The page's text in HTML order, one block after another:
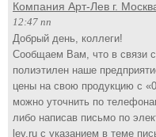
Компания Арт-Лев г.
12:47 пп
Добрый день, коллеги!
Сообщаем Вам, что в связи
полиэтилен наше
цены на свою продукцию с
можно уточнить по
либо написав письмо по
lev.ru с указанием в теме